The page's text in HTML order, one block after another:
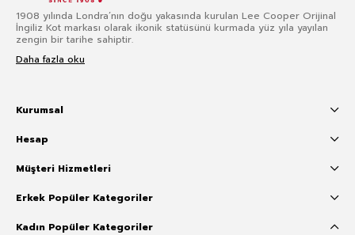
1908 yılında Londra’nın doğu yakasında kurulan Lee Cooper Orijinal
İngiliz Kot markası olarak ikonik statüsünü kurmada yüz yıla yayılan
zengin bir tarihe sahiptir.
Daha fazla oku
Kurumsal
Hesap
Müşteri Hizmetleri
Erkek Popüler Kategoriler
Kadın Popüler Kategoriler